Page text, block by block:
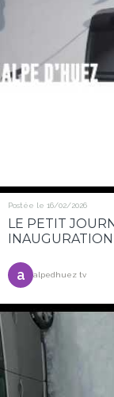
Postée le 16/02/2026
LE PETIT JOURNAL
a alpedhuez tv